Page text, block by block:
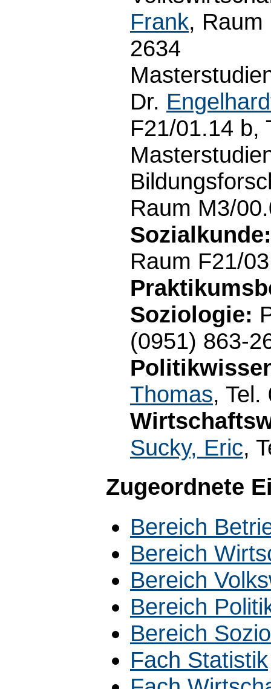
Frank, Raum
2634
Dr.
F21/01.14 b,
Raum M3/
Sozialkunde:
Raum F21/
Soziologie:
(0951) 863-
Thomas, Tel.
Sucky, Eric,
Zugeordnete
Bereich
Bereich
Bereich
Bereich
Bereich
Fach Statistik